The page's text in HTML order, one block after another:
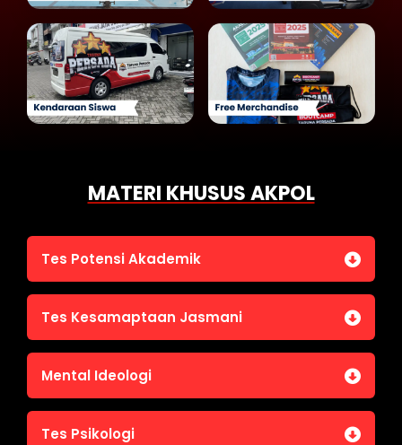
MATERI KHUSUS AKPOL
Tes Potensi Akademik
Bahasa Indonesia
Penalaran Numerik
Pengetahuan Umum (termasuk UU Kepolisian)
Tes Wawasan Kebangsaan
Tes Kesamaptaan Jasmani
Jasmani A (Lari 12 menit)
Mental Ideologi
Mental Ideologi
Tes Psikologi